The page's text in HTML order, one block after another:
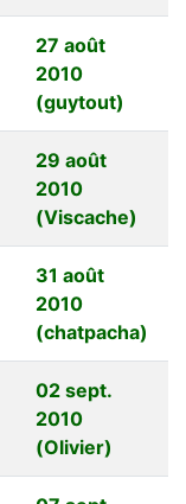
27 août
2010
(guytout)
29 août
2010
(Viscache)
31 août
2010
(chatpacha)
02 sept.
2010
(Olivier)